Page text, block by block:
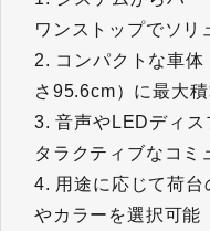
ワンストップでソリ
2. コンパクトな車
さ95.6cm）に最大
3. 音声やLEDディス
タラクティブなコミ
4. 用途に応じて荷台
やカラーを選択可能